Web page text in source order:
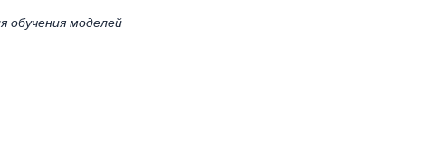
обучения моделей